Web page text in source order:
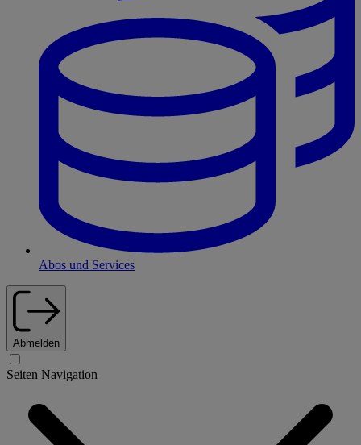
Abos und Services
Abmelden
Seiten Navigation